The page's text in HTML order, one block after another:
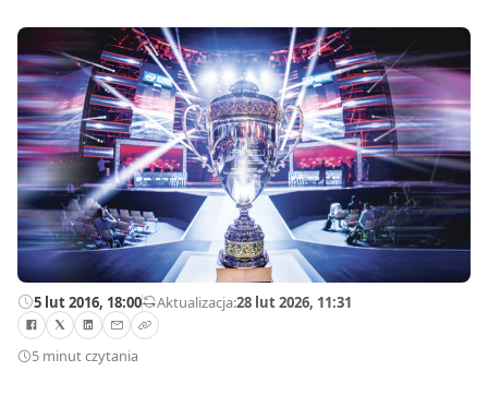
5 lut 2016, 18:00—Aktualizacja:28 lut 2026, 11:31
5 minut czytania